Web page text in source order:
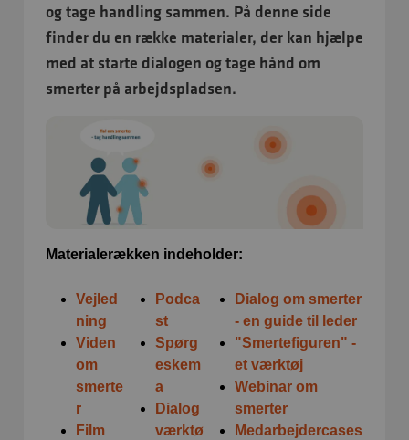
og tage handling sammen. På denne side
finder du en række materialer, der kan hjælpe
med at starte dialogen og tage hånd om
smerter på arbejdspladsen.
Materialerækken indeholder:
Vejled
ning
Viden
om
smerte
r
Film
Podca
st
Spørg
eskem
a
Dialog
værktø
Dialog om smerter
- en guide til leder
"Smertefiguren" -
et værktøj
Webinar om
smerter
Medarbejdercases